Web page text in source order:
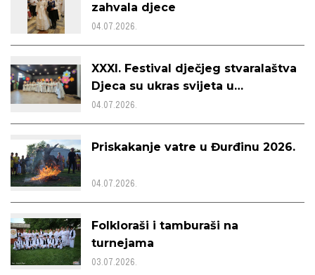
zahvala djece
04.07.2026.
XXXI. Festival dječjeg stvaralaštva
Djeca su ukras svijeta u
Tavankutu
04.07.2026.
Priskakanje vatre u Đurđinu 2026.
04.07.2026.
Folkloraši i tamburaši na
turnejama
03.07.2026.